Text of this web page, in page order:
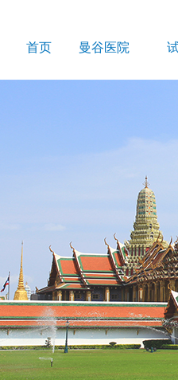
首页 曼谷医院